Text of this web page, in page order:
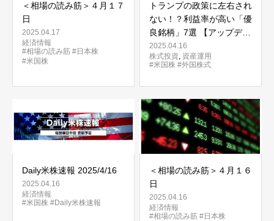
＜相場の読み筋＞４月１７
日
2025.04.17
経済情報
#相場の読み筋 #日本株
#米国株
トランプの政策に左右され
ない！？利益率が高い「優
良銘柄」7選 【アップデー
ト】
2025.04.16
株式投資, 資産運用
#米国株 #外国株式
Daily米株速報 2025/4/16
2025.04.16
経済情報
#米国株 #Daily米株速報
＜相場の読み筋＞４月１６
日
2025.04.16
経済情報
#相場の読み筋 #日本株